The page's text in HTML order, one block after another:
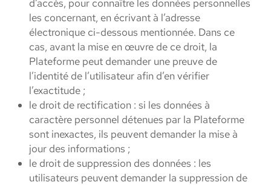
d’accès, pour connaître les données personnelles
les concernant, en écrivant à l’adresse
électronique ci-dessous mentionnée. Dans ce
cas, avant la mise en œuvre de ce droit, la
Plateforme peut demander une preuve de
l’identité de l’utilisateur afin d’en vérifier
l’exactitude ;
le droit de rectification : si les données à
caractère personnel détenues par la Plateforme
sont inexactes, ils peuvent demander la mise à
jour des informations ;
le droit de suppression des données : les
utilisateurs peuvent demander la suppression de